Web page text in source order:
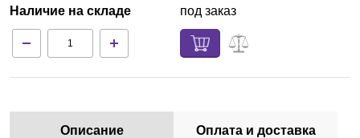
Контакты
Наличие на складе под заказ
Описание Оплата и доставка